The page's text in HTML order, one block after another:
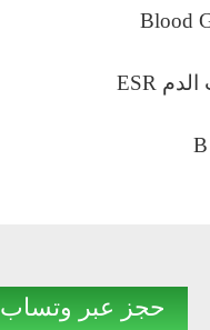
حجز عبر وتساب